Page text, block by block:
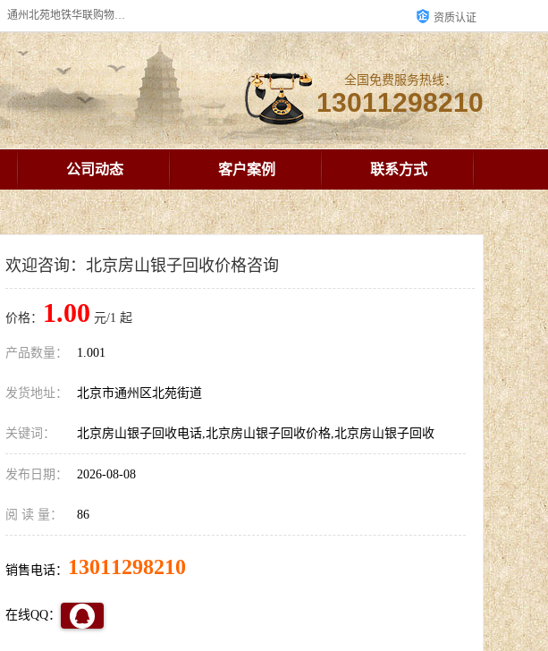
北京华联BHG mall集团购物中心十年信誉老店！ 皇家珠宝北京华联购物中心天时名苑店竭诚欢迎您。 北京市通州区（八通线）通州北苑地铁华联购物中心一层皇家珠宝 北京皇家珠宝通州黄金回收黄金首饰加工店（八通线: 通州北苑地铁华联店）：通州区通州北苑地铁华联购物中心一层皇家珠宝。 资质认证
全国免费服务热线：
13011298210
公司动态 客户案例 联系方式
欢迎咨询：北京房山银子回收价格咨询
价格： 1.00 元/1 起
产品数量： 1.001
发货地址： 北京市通州区北苑街道
关键词： 北京房山银子回收电话,北京房山银子回收价格,北京房山银子回收
发布日期： 2026-08-08
阅 读 量： 86
销售电话： 13011298210
在线QQ：